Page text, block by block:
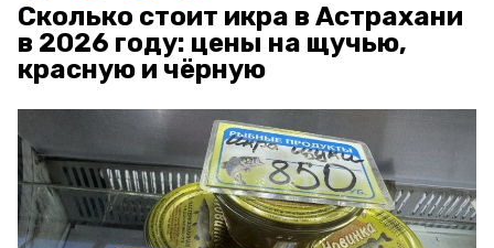
Сколько стоит икра в Астрахани
в 2026 году: цены на щучью,
красную и чёрную